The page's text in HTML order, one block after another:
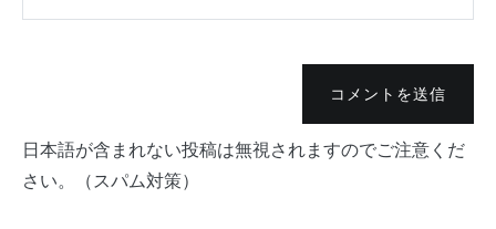
コメントを送信
日本語が含まれない投稿は無視されますのでご注意くだ
さい。（スパム対策）